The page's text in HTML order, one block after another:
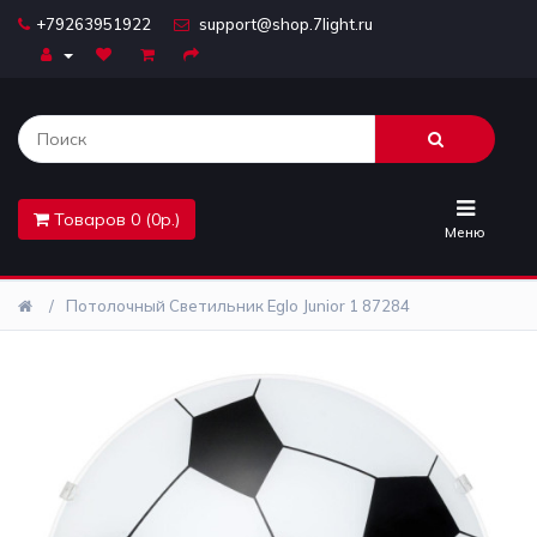
+79263951922 support@shop.7light.ru
Товаров 0 (0р.)
Меню
Комплектующие
Лайтбоксы
Предметы
Потолочный Светильник Eglo Junior 1 87284